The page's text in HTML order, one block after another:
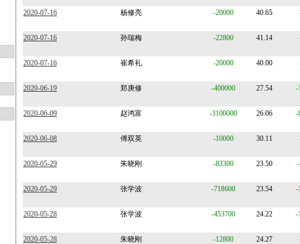
2020-07-16
杨修亮 -20000 40.65
2020-07-16
孙瑞梅 -22800 41.14
2020-07-16
崔希礼 -20000 40.00
2020-06-19
郑庚修 -400000 27.54 -
2020-06-09
赵鸿富 -3100000 26.06 -
2020-06-08
傅双英 -10000 30.11
2020-05-29
朱晓刚 -83300 23.50
2020-05-29
张学波 -718600 23.54 -
2020-05-28
张学波 -453700 24.22 -
2020-05-28
朱晓刚 -12800 24.27